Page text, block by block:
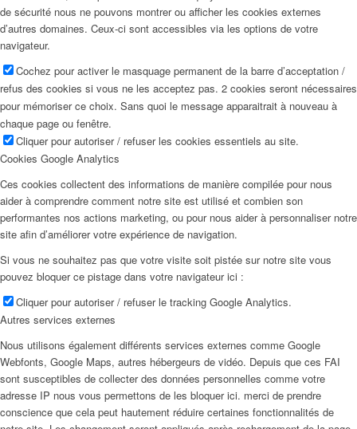
de sécurité nous ne pouvons montrer ou afficher les cookies externes
d’autres domaines. Ceux-ci sont accessibles via les options de votre
navigateur.
Cochez pour activer le masquage permanent de la barre d’acceptation /
refus des cookies si vous ne les acceptez pas. 2 cookies seront nécessaires
pour mémoriser ce choix. Sans quoi le message apparaitrait à nouveau à
chaque page ou fenêtre.
Cliquer pour autoriser / refuser les cookies essentiels au site.
Cookies Google Analytics
Ces cookies collectent des informations de manière compilée pour nous
aider à comprendre comment notre site est utilisé et combien son
performantes nos actions marketing, ou pour nous aider à personnaliser notre
site afin d’améliorer votre expérience de navigation.
Si vous ne souhaitez pas que votre visite soit pistée sur notre site vous
pouvez bloquer ce pistage dans votre navigateur ici :
Cliquer pour autoriser / refuser le tracking Google Analytics.
Autres services externes
Nous utilisons également différents services externes comme Google
Webfonts, Google Maps, autres hébergeurs de vidéo. Depuis que ces FAI
sont susceptibles de collecter des données personnelles comme votre
adresse IP nous vous permettons de les bloquer ici. merci de prendre
conscience que cela peut hautement réduire certaines fonctionnalités de